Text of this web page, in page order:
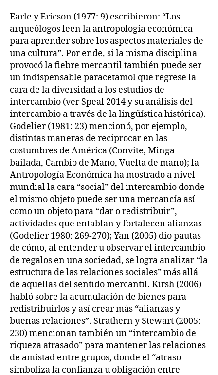
Earle y Ericson (1977: 9) escribieron: “Los
arqueólogos leen la antropología económica
para aprender sobre los aspectos materiales de
una cultura”. Por ende, si la misma disciplina
provocó la fiebre mercantil también puede ser
un indispensable paracetamol que regrese la
cara de la diversidad a los estudios de
intercambio (ver Speal 2014 y su análisis del
intercambio a través de la lingüística histórica).
Godelier (1981: 23) mencionó, por ejemplo,
distintas maneras de reciprocar en las
costumbres de América (Convite, Minga
bailada, Cambio de Mano, Vuelta de mano); la
Antropología Económica ha mostrado a nivel
mundial la cara “social” del intercambio donde
el mismo objeto puede ser una mercancía así
como un objeto para “dar o redistribuir”,
actividades que entablan y fortalecen alianzas
(Godelier 1980: 269-270); Yan (2005) dio pautas
de cómo, al entender u observar el intercambio
de regalos en una sociedad, se logra analizar “la
estructura de las relaciones sociales” más allá
de aquellas del sentido mercantil. Kirsh (2006)
habló sobre la acumulación de bienes para
redistribuirlos y así crear más “alianzas y
buenas relaciones”. Strathern y Stewart (2005:
230) mencionan también un “intercambio de
riqueza atrasado” para mantener las relaciones
de amistad entre grupos, donde el “atraso
simboliza la confianza u obligación entre